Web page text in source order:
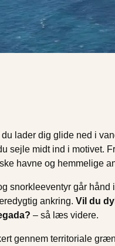
lader dig glide ned i
sejle midt ind i motivet.
havne og hemmelige
snorkleeventyr går
ankring. Vil du
– så læs videre.
gennem territoriale